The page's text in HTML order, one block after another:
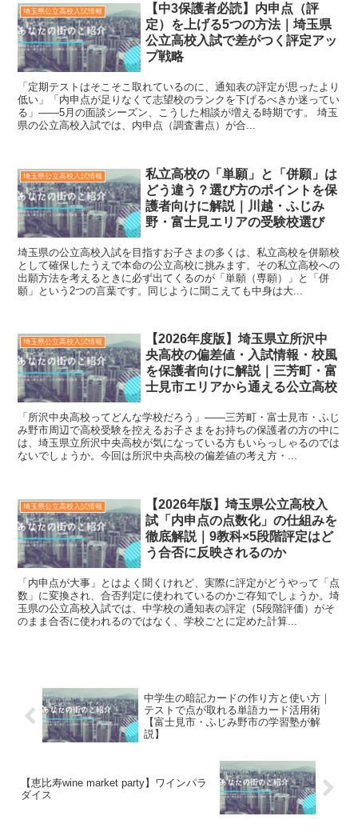
埼玉県公立高校入試情報
【中3保護者必読】内申点（評
定）を上げる5つの方法｜埼玉県
公立高校入試で差がつく評定アッ
プ戦略
「定期テストはそこそこ取れているのに、通知表の評定が思ったより
低い」「内申点が足りなくて志望校のランクを下げるべきか迷ってい
る」——5月の面談シーズン、こうした相談が増える時期です。 埼玉
県の公立高校入試では、内申点（調査書点）が合...
埼玉県公立高校入試情報
私立高校の「単願」と「併願」は
どう違う？選び方のポイントを保
護者向けに解説｜川越・ふじみ
野・富士見エリアの受験校選び
埼玉県の公立高校入試を目指すお子さまの多くは、私立高校を併願校
として確保したうえで本命の公立高校に挑みます。その私立高校への
出願方法を考えるときに必ず出てくるのが「単願（専願）」と「併
願」という2つの言葉です。同じように聞こえても中身は大...
埼玉県公立高校入試情報
【2026年度版】埼玉県立所沢中
央高校の偏差値・入試情報・校風
を保護者向けに解説｜三芳町・富
士見市エリアから通える公立高校
「所沢中央高校ってどんな学校だろう」——三芳町・富士見市・ふじ
み野市周辺で高校受験を控えるお子さまをお持ちの保護者の方の中に
は、埼玉県立所沢中央高校が気になっている方もいらっしゃるのでは
ないでしょうか。今回は所沢中央高校の偏差値の考え方・...
埼玉県公立高校入試情報
【2026年版】埼玉県公立高校入
試「内申点の点数化」の仕組みを
徹底解説｜9教科×5段階評定はど
う合否に反映されるのか
「内申点が大事」とはよく聞くけれど、実際に評定がどうやって「点
数」に変換され、合否判定に使われているのかご存知でしょうか。埼
玉県の公立高校入試では、中学校の通知表の評定（5段階評価）がそ
のまま合否に使われるのではなく、学校ごとに定めた計算...
中学生の暗記カードの作り方と使い方｜
テストで点が取れる単語カード活用術
【富士見市・ふじみ野市の学習塾が解
説】
【恵比寿wine market party】ワインパラ
ダイス